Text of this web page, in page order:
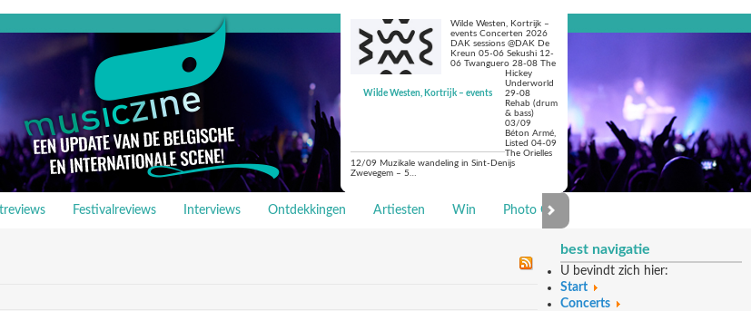
Wilde Westen, Kortrijk – events
Wilde Westen, Kortrijk –
events Concerten 2026
DAK sessions @DAK De
Kreun 05-06 Sekushi 12-
06 Twanguero 28-08 The
Hickey
Underworld
29-08
Rehab (drum
& bass)
03/09
Béton Armé,
Listed 04-09
The Orielles
12/09 Muzikale wandeling in Sint-Denijs
Zwevegem – 5…
Festivalreviews Interviews Ontdekkingen Artiesten Win Photo Galerie
best navigatie
U bevindt zich hier:
Start
Concerts